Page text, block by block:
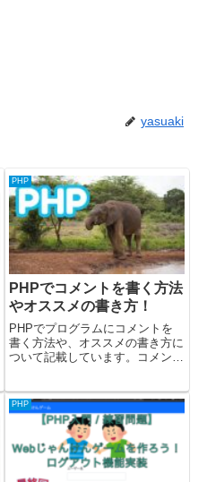
yasuaki
PHP
PHPでコメントを書く方法
やオススメの書き方！
PHPでプログラムにコメントを
書く方法や、オススメの書き方に
ついて記載しています。コメント
にした箇所は、プログラムとして
認識されないようになります。1
行コメントを書く1行のコメン
ト...
PHP